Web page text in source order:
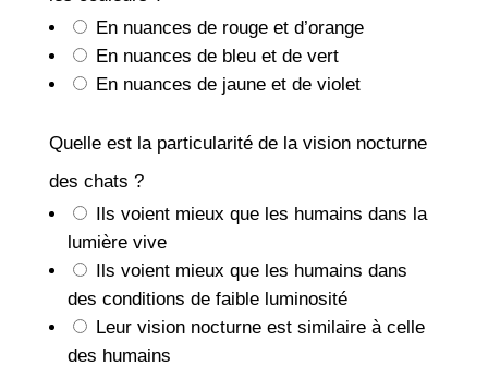
En nuances de rouge et d’orange
En nuances de bleu et de vert
En nuances de jaune et de violet
Quelle est la particularité de la vision nocturne
des chats ?
Ils voient mieux que les humains dans la
lumière vive
Ils voient mieux que les humains dans
des conditions de faible luminosité
Leur vision nocturne est similaire à celle
des humains